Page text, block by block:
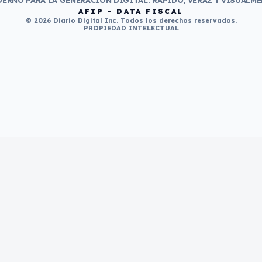
AFIP - DATA FISCAL
© 2026 Diario Digital Inc. Todos los derechos reservados.
PROPIEDAD INTELECTUAL